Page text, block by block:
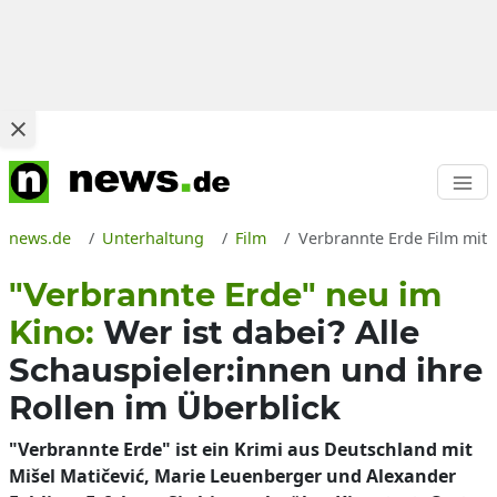
news.de Unterhaltung Film Verbrannte Erde Film mit
"Verbrannte Erde" neu im
Kino: Wer ist dabei? Alle
Schauspieler:innen und ihre
Rollen im Überblick
"Verbrannte Erde" ist ein Krimi aus Deutschland mit
Mišel Matičević, Marie Leuenberger und Alexander